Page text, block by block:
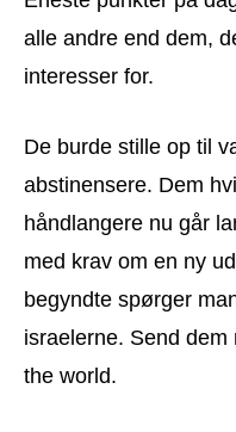
alle andre end dem,
interesser for.
De burde stille op til
abstinensere. Dem
håndlangere nu går
med krav om en ny
begyndte spørger
israelerne. Send
the world.